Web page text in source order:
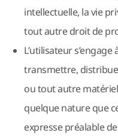
intellectuelle, la vie
tout autre droit de
L’utilisateur
transmettre,
ou tout autre
quelque nature que
expresse préalable